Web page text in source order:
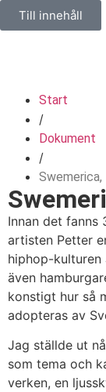
Till innehåll
Start
/
Dokument
/
Swemerica,
Innan det fanns
artisten Petter
hiphop-kulturen
även
konstigt hur så
adopteras av
Jag ställde ut
som tema och
verken, en